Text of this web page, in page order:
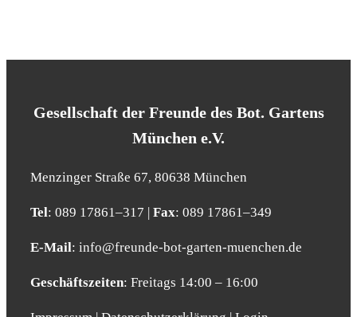
Gesell­schaft der Freun­de des Bot. Gar­tens
Mün­chen e.V.
Men­zin­ger Stra­ße 67, 80638 Mün­chen
Tel: 089 17861–317 | Fax: 089 17861–349
E‑Mail: info@​freunde-​bot-​garten-​muenchen.​de
Geschäfts­zei­ten: Frei­tags 14:00 – 16:00